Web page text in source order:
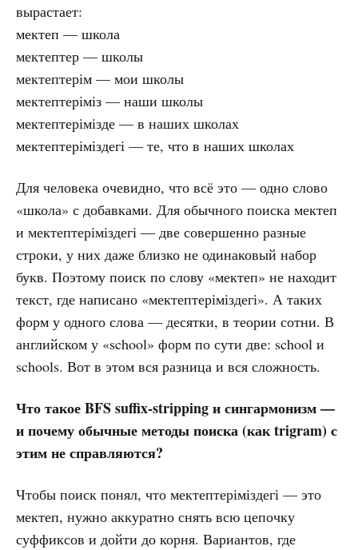
вырастает:
мектеп — школа
мектептер — школы
мектептерім — мои школы
мектептеріміз — наши школы
мектептерімізде — в наших школах
мектептеріміздегі — те, что в наших школах
Для человека очевидно, что всё это — одно слово
«школа» с добавками. Для обычного поиска мектеп
и мектептеріміздегі — две совершенно разные
строки, у них даже близко не одинаковый набор
букв. Поэтому поиск по слову «мектеп» не находит
текст, где написано «мектептеріміздегі». А таких
форм у одного слова — десятки, в теории сотни. В
английском у «school» форм по сути две: school и
schools. Вот в этом вся разница и вся сложность.
Что такое BFS suffix-stripping и сингармонизм —
и почему обычные методы поиска (как trigram) с
этим не справляются?
Чтобы поиск понял, что мектептеріміздегі — это
мектеп, нужно аккуратно снять всю цепочку
суффиксов и дойти до корня. Вариантов, где